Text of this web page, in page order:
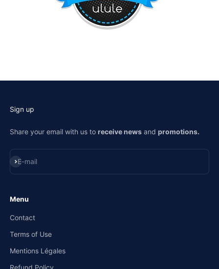
Sign up
Share your email with us to receive news and promotions.
E-mail
Subscribe
Menu
Contact
Terms of Use
Mentions Légales